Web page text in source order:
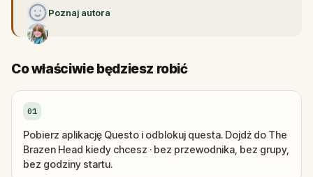
Poznaj autora
Co właściwie będziesz robić
01
Pobierz aplikację Questo i odblokuj questa. Dojdź do The
Brazen Head kiedy chcesz · bez przewodnika, bez grupy,
bez godziny startu.